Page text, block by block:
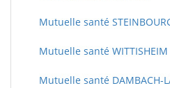
Mutuelle santé
Mutuelle santé WITTISHEIM
Mutuelle santé DAMBACH-